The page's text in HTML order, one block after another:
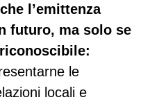
l’emittenza
futuro, ma solo se
le
locali e